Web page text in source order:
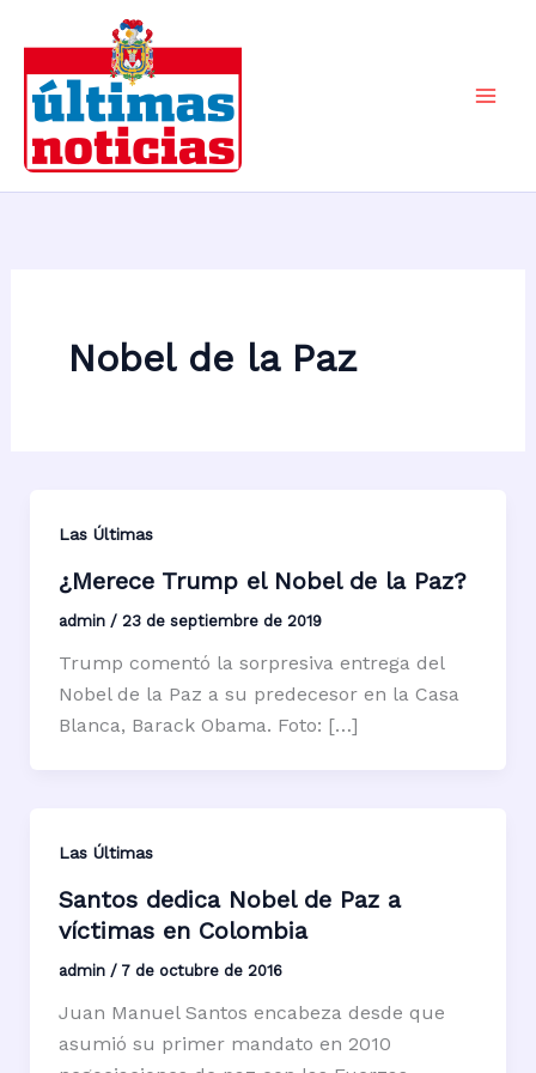
contenido
Nobel de la Paz
Las Últimas
¿Merece Trump el Nobel de la Paz?
admin / 23 de septiembre de 2019
Trump comentó la sorpresiva entrega del
Nobel de la Paz a su predecesor en la Casa
Blanca, Barack Obama. Foto: […]
Las Últimas
Santos dedica Nobel de Paz a
víctimas en Colombia
admin / 7 de octubre de 2016
Juan Manuel Santos encabeza desde que
asumió su primer mandato en 2010